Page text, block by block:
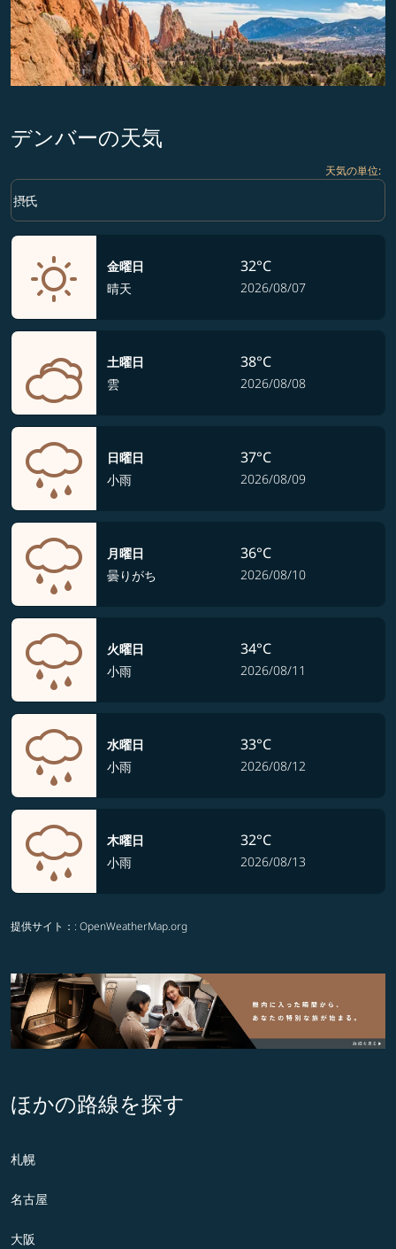
デンバーの天気
天気の単位:
Weather unit option 摂氏 Selected
摂氏
keyboard_arrow_down
金曜日
晴天
32°C
2026/08/07
土曜日
雲
38°C
2026/08/08
日曜日
小雨
37°C
2026/08/09
月曜日
曇りがち
36°C
2026/08/10
火曜日
小雨
34°C
2026/08/11
水曜日
小雨
33°C
2026/08/12
木曜日
小雨
32°C
2026/08/13
提供サイト： : OpenWeatherMap.org
ほかの路線を探す
札幌
名古屋
大阪